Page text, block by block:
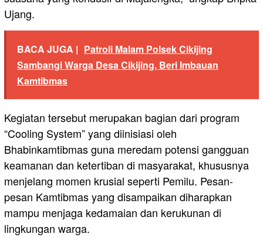
Ujang.
BACA JUGA | Patroli Malam Polsek Cikijing
Sambangi Warga Desa Cikijing, Beri Imbauan
Kamtibmas
Kegiatan tersebut merupakan bagian dari program
“Cooling System” yang diinisiasi oleh
Bhabinkamtibmas guna meredam potensi gangguan
keamanan dan ketertiban di masyarakat, khususnya
menjelang momen krusial seperti Pemilu. Pesan-
pesan Kamtibmas yang disampaikan diharapkan
mampu menjaga kedamaian dan kerukunan di
lingkungan warga.